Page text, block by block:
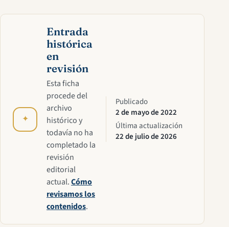
✦
Entrada
histórica
en
revisión
Esta ficha
procede del
archivo
histórico y
todavía no ha
completado la
revisión
editorial
actual.Cómo
revisamos los
contenidos.
Publicado
2 de mayo de 2022
Última actualización
22 de julio de 2026